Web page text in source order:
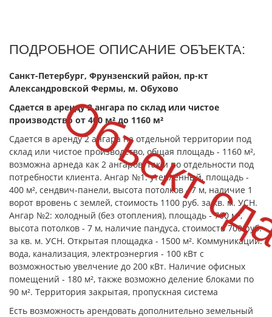
Объект
ПОДРОБНОЕ ОПИСАНИЕ ОБЪЕКТА:
Санкт-Петербург, Фрунзенский район, пр-кт
Александровской Фермы, м. Обухово
Сдается в аренду 2 ангара по склад или чистое
производство от 400 м² до 1160 м²
Сдается в аренду 2 ангара на отдельной территории под
склад или чистое производство, общая площадь - 1160 м²,
возможна арнеда как 2 ангаров, так и по отдельности под
потребности клиента. Ангар №1: утепленный, площадь -
400 м², сендвич-панели, высота потолков - 7 м, наличие 1
ворот вровень с землей, стоимость 1100 руб. за кв. м. УСН.
Ангар №2: холодный (без отопления), площадь - 760 м²,
высота потолков - 7 м, наличие пандуса, стоимость 700 руб.
за кв. м. УСН. Открытая площадка - 1500 м². Коммуникации:
вода, канализация, электроэнергия - 100 кВт с
возможностью увелчение до 200 кВт. Наличие офисных
помещений - 180 м², также возможно деление блоками по
90 м². Территория закрытая, пропускная система
Есть возможность арендовать дополнительно земельный